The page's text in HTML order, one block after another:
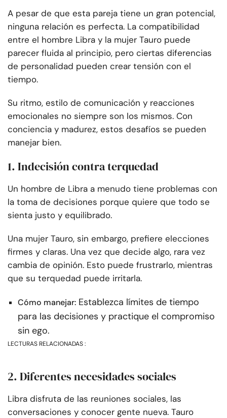
A pesar de que esta pareja tiene un gran potencial,
ninguna relación es perfecta. La compatibilidad
entre el hombre Libra y la mujer Tauro puede
parecer fluida al principio, pero ciertas diferencias
de personalidad pueden crear tensión con el
tiempo.
Su ritmo, estilo de comunicación y reacciones
emocionales no siempre son los mismos. Con
conciencia y madurez, estos desafíos se pueden
manejar bien.
1. Indecisión contra terquedad
Un hombre de Libra a menudo tiene problemas con
la toma de decisiones porque quiere que todo se
sienta justo y equilibrado.
Una mujer Tauro, sin embargo, prefiere elecciones
firmes y claras. Una vez que decide algo, rara vez
cambia de opinión. Esto puede frustrarlo, mientras
que su terquedad puede irritarla.
Cómo manejar: Establezca límites de tiempo
para las decisiones y practique el compromiso
sin ego.
LECTURAS RELACIONADAS :
2. Diferentes necesidades sociales
Libra disfruta de las reuniones sociales, las
conversaciones y conocer gente nueva. Tauro